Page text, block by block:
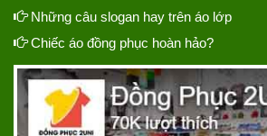
Những câu slogan hay trên áo lớp
Chiếc áo đồng phục hoàn hảo?